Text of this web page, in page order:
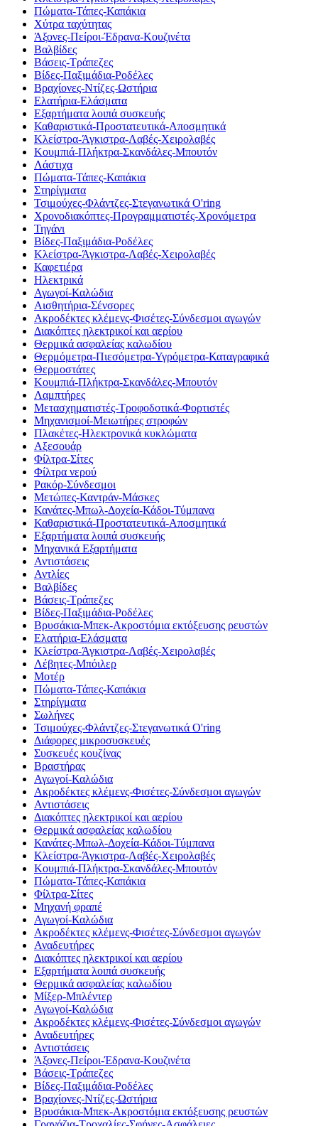
Πώματα-Τάπες-Καπάκια
Χύτρα ταχύτητας
Άξονες-Πείροι-Έδρανα-Κουζινέτα
Βαλβίδες
Βάσεις-Τράπεζες
Βίδες-Παξιμάδια-Ροδέλες
Βραχίονες-Ντίζες-Ωστήρια
Ελατήρια-Ελάσματα
Εξαρτήματα λοιπά συσκευής
Καθαριστικά-Προστατευτικά-Αποσμητικά
Κλείστρα-Άγκιστρα-Λαβές-Χειρολαβές
Κουμπιά-Πλήκτρα-Σκανδάλες-Μπουτόν
Λάστιχα
Πώματα-Τάπες-Καπάκια
Στηρίγματα
Τσιμούχες-Φλάντζες-Στεγανωτικά O'ring
Χρονοδιακόπτες-Προγραμματιστές-Χρονόμετρα
Τηγάνι
Βίδες-Παξιμάδια-Ροδέλες
Κλείστρα-Άγκιστρα-Λαβές-Χειρολαβές
Καφετιέρα
Ηλεκτρικά
Αγωγοί-Καλώδια
Αισθητήρια-Σένσορες
Ακροδέκτες κλέμενς-Φισέτες-Σύνδεσμοι αγωγών
Διακόπτες ηλεκτρικοί και αερίου
Θερμικά ασφαλείας καλωδίου
Θερμόμετρα-Πιεσόμετρα-Υγρόμετρα-Καταγραφικά
Θερμοστάτες
Κουμπιά-Πλήκτρα-Σκανδάλες-Μπουτόν
Λαμπτήρες
Μετασχηματιστές-Τροφοδοτικά-Φορτιστές
Μηχανισμοί-Μειωτήρες στροφών
Πλακέτες-Ηλεκτρονικά κυκλώματα
Αξεσουάρ
Φίλτρα-Σίτες
Φίλτρα νερού
Ρακόρ-Σύνδεσμοι
Μετώπες-Καντράν-Μάσκες
Κανάτες-Μπωλ-Δοχεία-Κάδοι-Τύμπανα
Καθαριστικά-Προστατευτικά-Αποσμητικά
Εξαρτήματα λοιπά συσκευής
Μηχανικά Εξαρτήματα
Αντιστάσεις
Αντλίες
Βαλβίδες
Βάσεις-Τράπεζες
Βίδες-Παξιμάδια-Ροδέλες
Βρυσάκια-Μπεκ-Ακροστόμια εκτόξευσης ρευστών
Ελατήρια-Ελάσματα
Κλείστρα-Άγκιστρα-Λαβές-Χειρολαβές
Λέβητες-Μπόιλερ
Μοτέρ
Πώματα-Τάπες-Καπάκια
Στηρίγματα
Σωλήνες
Τσιμούχες-Φλάντζες-Στεγανωτικά O'ring
Διάφορες μικροσυσκευές
Συσκευές κουζίνας
Βραστήρας
Αγωγοί-Καλώδια
Ακροδέκτες κλέμενς-Φισέτες-Σύνδεσμοι αγωγών
Αντιστάσεις
Διακόπτες ηλεκτρικοί και αερίου
Θερμικά ασφαλείας καλωδίου
Κανάτες-Μπωλ-Δοχεία-Κάδοι-Τύμπανα
Κλείστρα-Άγκιστρα-Λαβές-Χειρολαβές
Κουμπιά-Πλήκτρα-Σκανδάλες-Μπουτόν
Πώματα-Τάπες-Καπάκια
Φίλτρα-Σίτες
Μηχανή φραπέ
Αγωγοί-Καλώδια
Ακροδέκτες κλέμενς-Φισέτες-Σύνδεσμοι αγωγών
Αναδευτήρες
Διακόπτες ηλεκτρικοί και αερίου
Εξαρτήματα λοιπά συσκευής
Θερμικά ασφαλείας καλωδίου
Μίξερ-Μπλέντερ
Αγωγοί-Καλώδια
Ακροδέκτες κλέμενς-Φισέτες-Σύνδεσμοι αγωγών
Αναδευτήρες
Αντιστάσεις
Άξονες-Πείροι-Έδρανα-Κουζινέτα
Βάσεις-Τράπεζες
Βίδες-Παξιμάδια-Ροδέλες
Βραχίονες-Ντίζες-Ωστήρια
Βρυσάκια-Μπεκ-Ακροστόμια εκτόξευσης ρευστών